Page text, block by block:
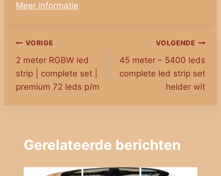
Meer informatie
Bericht
navigatie
VORIGE
2 meter RGBW led
strip | complete set |
premium 72 leds p/m
VOLGENDE
45 meter – 5400 leds
complete led strip set
helder wit
Gerelateerde berichten